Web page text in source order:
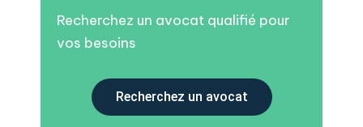
Recherchez un avocat qualifié pour
vos besoins
Recherchez un avocat